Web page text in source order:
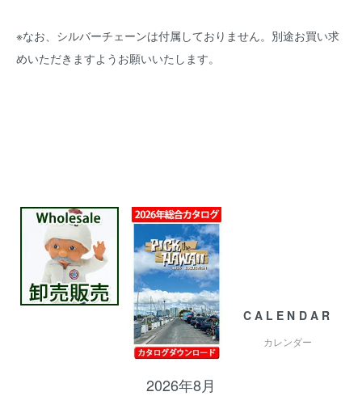
※なお、シルバーチェーンは付属しておりません。別途お買い求
めいただきますようお願いいたします。
CALENDAR
カレンダー
2026年8月